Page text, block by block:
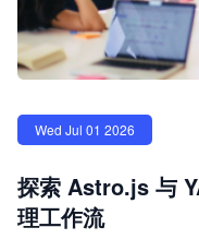
Wed Jul 01 2026
探索 Astro.js 与
理工作流